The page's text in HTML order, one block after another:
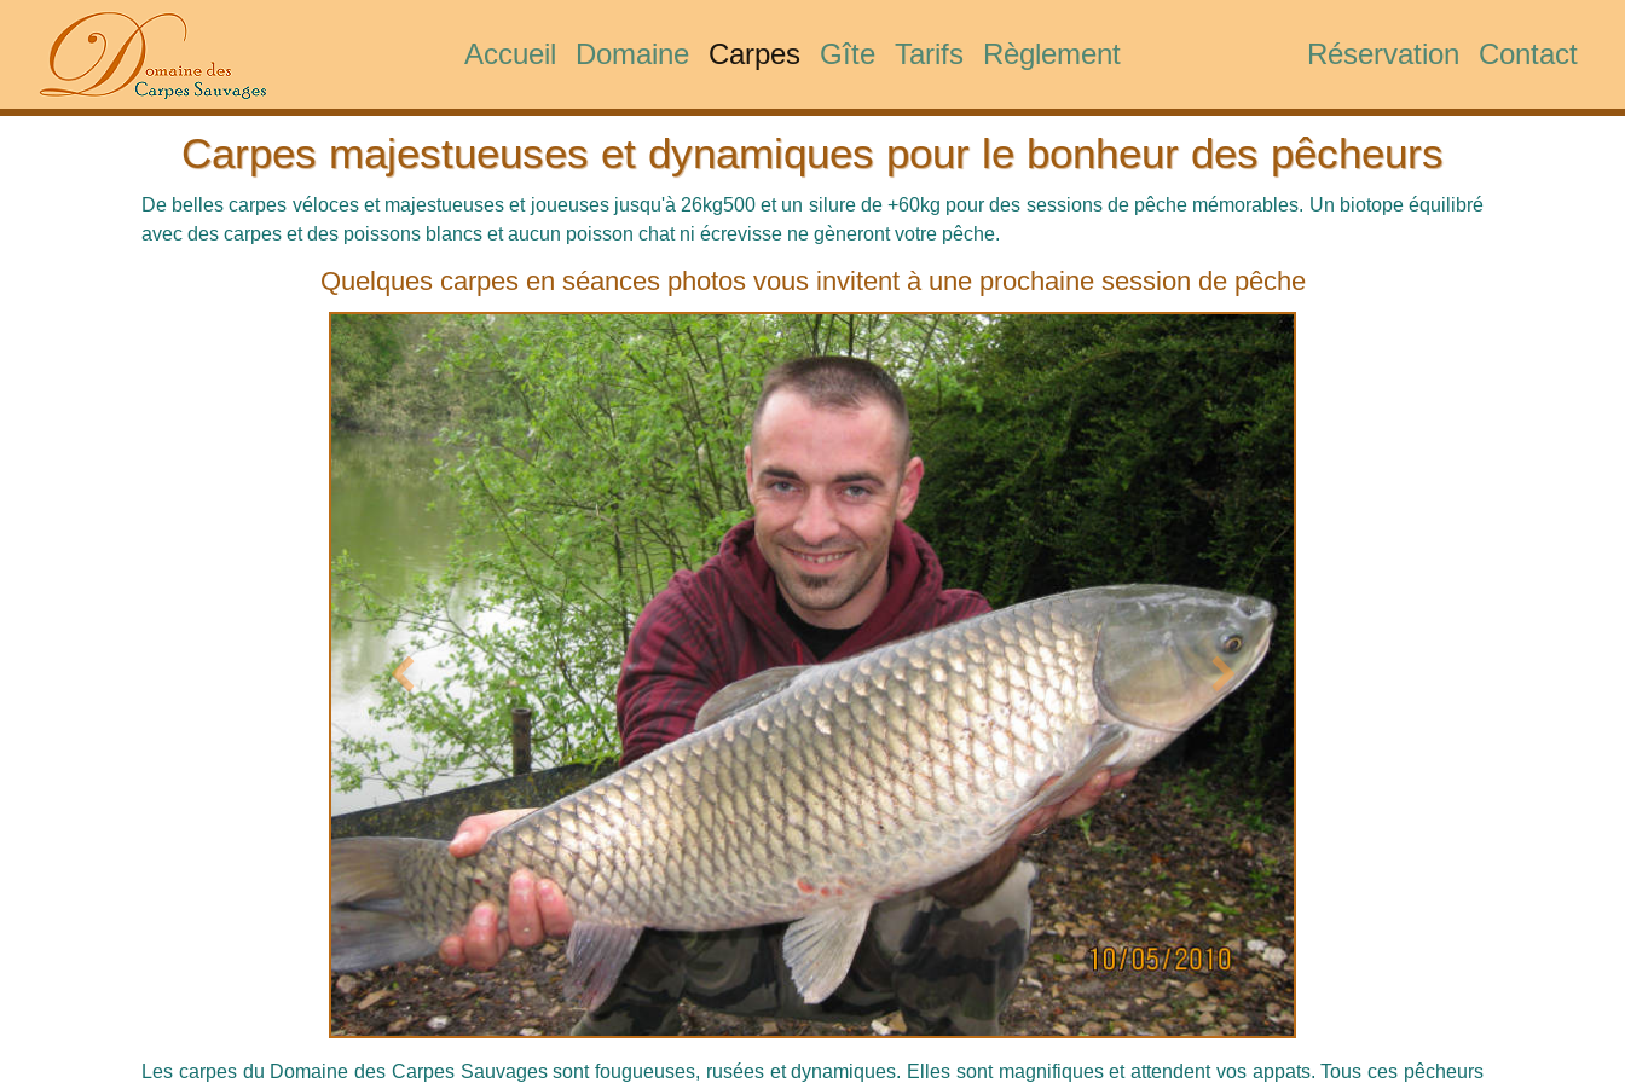
Accueil Domaine Carpes Gîte Tarifs Règlement Réservation Contact
Carpes majestueuses et dynamiques pour le bonheur des pêcheurs
De belles carpes véloces et majestueuses et joueuses jusqu'à 26kg500 et un silure de +60kg pour des sessions de pêche mémorables. Un biotope équilibré
avec des carpes et des poissons blancs et aucun poisson chat ni écrevisse ne gèneront votre pêche.
Quelques carpes en séances photos vous invitent à une prochaine session de pêche
Précédent Suivant
Les carpes du Domaine des Carpes Sauvages sont fougueuses, rusées et dynamiques. Elles sont magnifiques et attendent vos appats. Tous ces pêcheurs